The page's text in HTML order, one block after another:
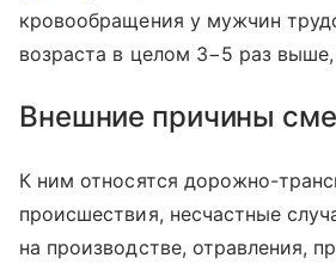
кровообращения у мужчин
возраста в целом 3−5 раз
Внешние причины
К ним относятся дорожно-
происшествия, несчастные
на производстве, отравления,